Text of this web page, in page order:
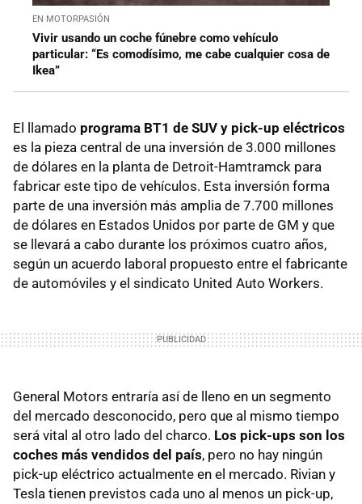
EN MOTORPASIÓN
Vivir usando un coche fúnebre como vehículo
particular: “Es comodísimo, me cabe cualquier cosa de
Ikea”
El llamado programa BT1 de SUV y pick-up eléctricos
es la pieza central de una inversión de 3.000 millones
de dólares en la planta de Detroit-Hamtramck para
fabricar este tipo de vehículos. Esta inversión forma
parte de una inversión más amplia de 7.700 millones
de dólares en Estados Unidos por parte de GM y que
se llevará a cabo durante los próximos cuatro años,
según un acuerdo laboral propuesto entre el fabricante
de automóviles y el sindicato United Auto Workers.
General Motors entraría así de lleno en un segmento
del mercado desconocido, pero que al mismo tiempo
será vital al otro lado del charco. Los pick-ups son los
coches más vendidos del país, pero no hay ningún
pick-up eléctrico actualmente en el mercado. Rivian y
Tesla tienen previstos cada uno al menos un pick-up,